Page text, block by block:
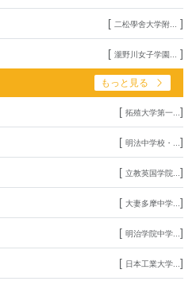
[ 二松學舍大学附... ]
[ 瀧野川女子学園... ]
もっと見る
[ 拓殖大学第一... ]
[ 明法中学校・... ]
[ 立教英国学院... ]
[ 大妻多摩中学... ]
[ 明治学院中学... ]
[ 日本工業大学... ]